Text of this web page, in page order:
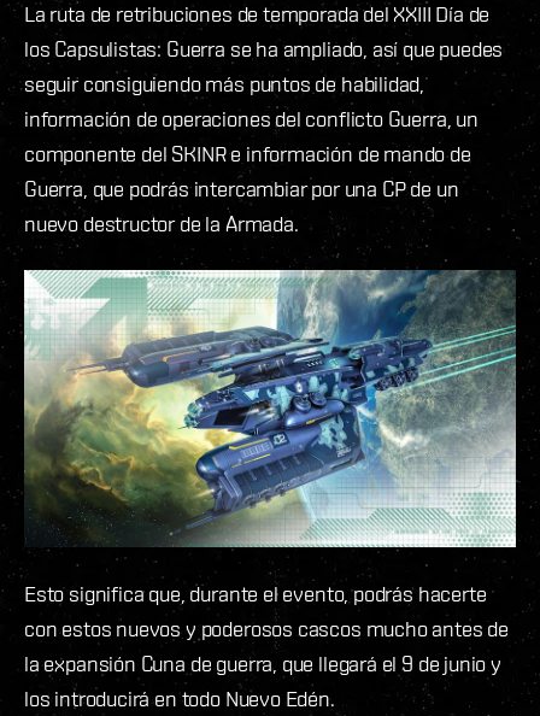
La ruta de retribuciones de temporada del XXIII Día de
los Capsulistas: Guerra se ha ampliado, así que puedes
seguir consiguiendo más puntos de habilidad,
información de operaciones del conflicto Guerra, un
componente del SKINR e información de mando de
Guerra, que podrás intercambiar por una CP de un
nuevo destructor de la Armada.
Esto significa que, durante el evento, podrás hacerte
con estos nuevos y poderosos cascos mucho antes de
la expansión Cuna de guerra, que llegará el 9 de junio y
los introducirá en todo Nuevo Edén.